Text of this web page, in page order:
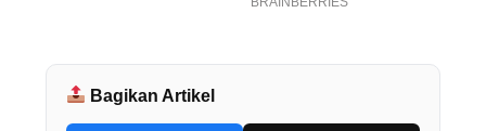
Bagikan Artikel